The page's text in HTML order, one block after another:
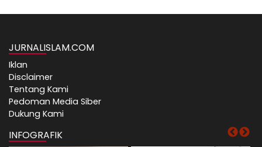
JURNALISLAM.COM
Iklan
Disclaimer
Tentang Kami
Pedoman Media Siber
Dukung Kami
INFOGRAFIK